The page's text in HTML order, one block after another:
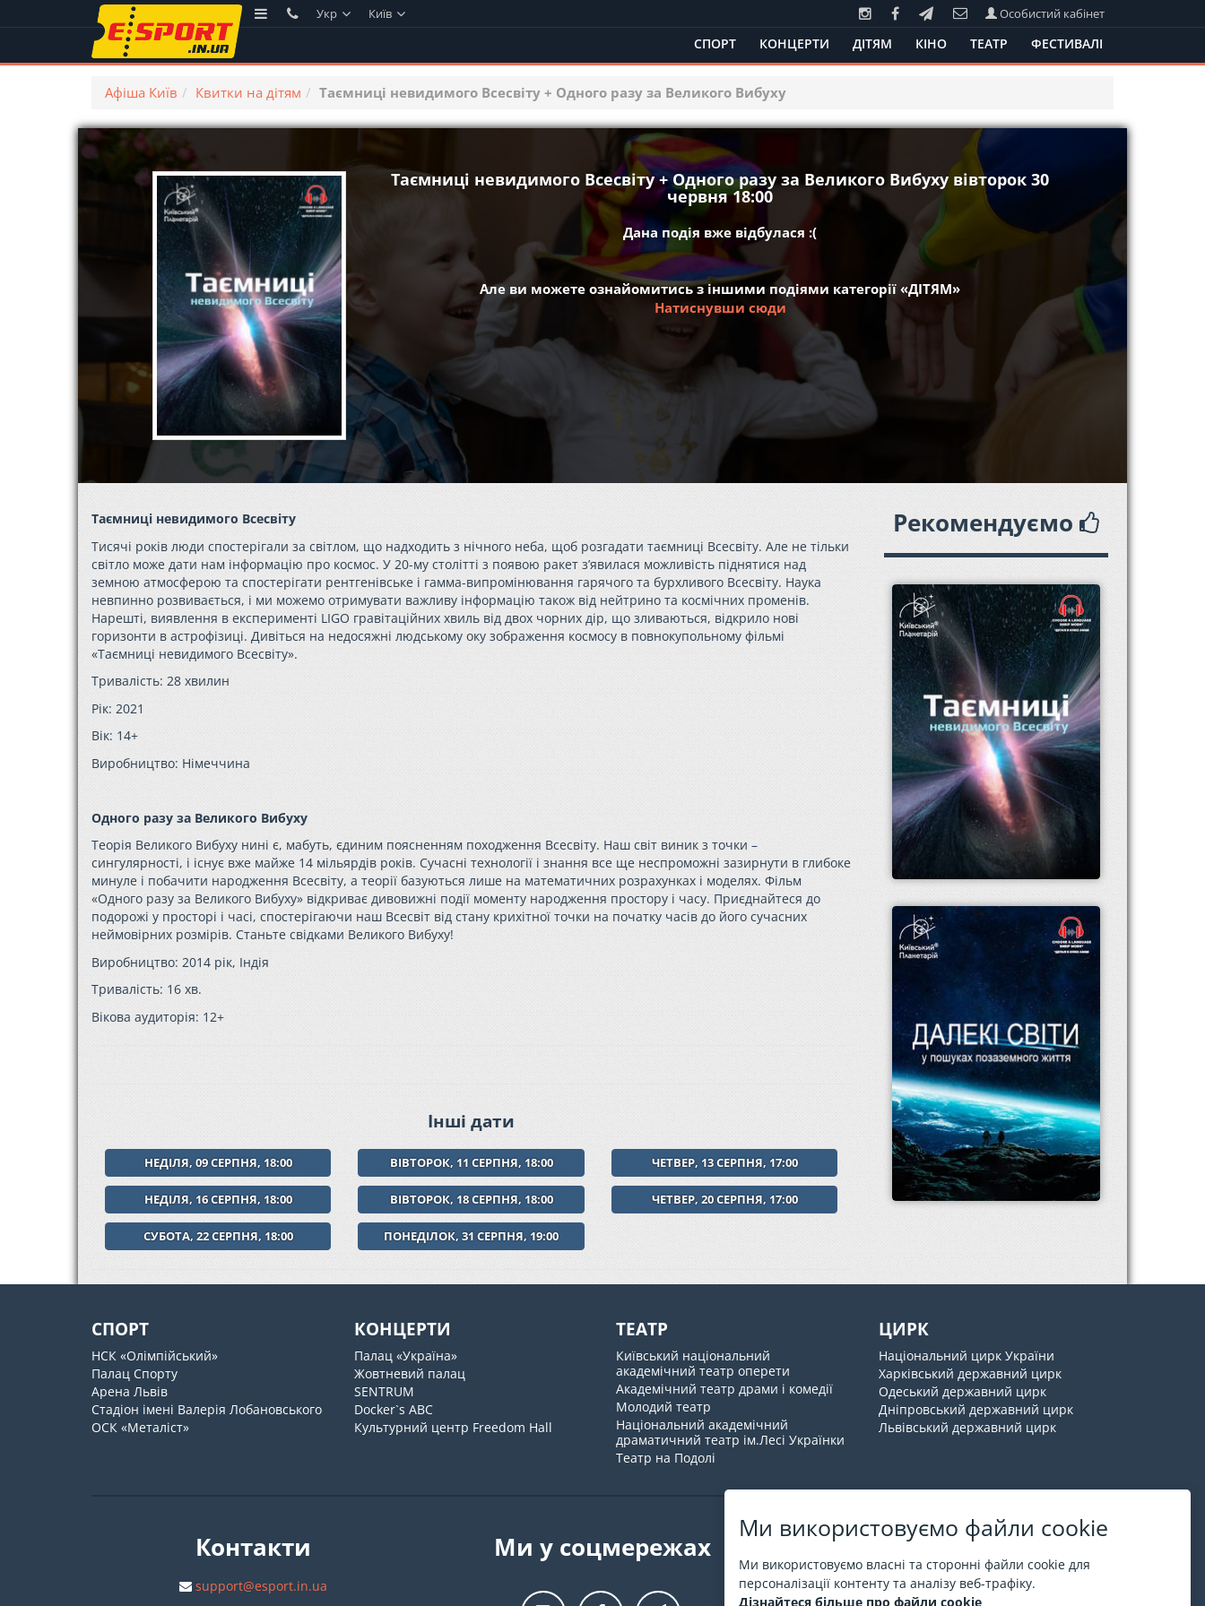
Ми використовуємо файли cookie
Ми використовуємо власні та сторонні файли cookie для
персоналізації контенту та аналізу веб-трафіку.
Дізнайтеся більше про файли cookie
Укр Київ Особистий кабінет
СПОРТ КОНЦЕРТИ ДІТЯМ КІНО ТЕАТР ФЕСТИВАЛІ
Афіша Київ Квитки на дітям Таємниці невидимого Всесвіту + Одного разу за Великого Вибуху
Таємниці невидимого Всесвіту + Одного разу за Великого Вибуху вівторок 30
червня 18:00
Дана подія вже відбулася :(
Але ви можете ознайомитись з іншими подіями категорії «ДІТЯМ»
Натиснувши сюди
Таємниці невидимого Всесвіту
Тисячі років люди спостерігали за світлом, що надходить з нічного неба, щоб розгадати таємниці Всесвіту. Але не тільки
світло може дати нам інформацію про космос. У 20-му столітті з появою ракет з’явилася можливість піднятися над
земною атмосферою та спостерігати рентгенівське і гамма-випромінювання гарячого та бурхливого Всесвіту. Наука
невпинно розвивається, і ми можемо отримувати важливу інформацію також від нейтрино та космічних променів.
Нарешті, виявлення в експерименті LIGO гравітаційних хвиль від двох чорних дір, що зливаються, відкрило нові
горизонти в астрофізиці. Дивіться на недосяжні людському оку зображення космосу в повнокупольному фільмі
«Таємниці невидимого Всесвіту».
Тривалість: 28 хвилин
Рік: 2021
Вік: 14+
Виробництво: Німеччина
Одного разу за Великого Вибуху
Теорія Великого Вибуху нині є, мабуть, єдиним поясненням походження Всесвіту. Наш світ виник з точки –
сингулярності, і існує вже майже 14 мільярдів років. Сучасні технології і знання все ще неспроможні зазирнути в глибоке
минуле і побачити народження Всесвіту, а теорії базуються лише на математичних розрахунках і моделях. Фільм
«Одного разу за Великого Вибуху» відкриває дивовижні події моменту народження простору і часу. Приєднайтеся до
подорожі у просторі і часі, спостерігаючи наш Всесвіт від стану крихітної точки на початку часів до його сучасних
неймовірних розмірів. Станьте свідками Великого Вибуху!
Виробництво: 2014 рік, Індія
Тривалість: 16 хв.
Вікова аудиторія: 12+
Інші дати
НЕДІЛЯ, 09 СЕРПНЯ, 18:00 ВІВТОРОК, 11 СЕРПНЯ, 18:00 ЧЕТВЕР, 13 СЕРПНЯ, 17:00
НЕДІЛЯ, 16 СЕРПНЯ, 18:00 ВІВТОРОК, 18 СЕРПНЯ, 18:00 ЧЕТВЕР, 20 СЕРПНЯ, 17:00
СУБОТА, 22 СЕРПНЯ, 18:00 ПОНЕДІЛОК, 31 СЕРПНЯ, 19:00
Рекомендуємо
СПОРТ
НСК «Олімпійський»
Палац Спорту
Арена Львів
Стадіон імені Валерія Лобановського
ОСК «Металіст»
КОНЦЕРТИ
Палац «Україна»
Жовтневий палац
SENTRUM
Docker`s ABC
Культурний центр Freedom Hall
ТЕАТР
Київський національний
академічний театр оперети
Академічний театр драми і комедії
Молодий театр
Національний академічний
драматичний театр ім.Лесі Українки
Театр на Подолі
ЦИРК
Національний цирк України
Харківський державний цирк
Одеський державний цирк
Дніпровський державний цирк
Львівський державний цирк
Контакти
support@esport.in.ua
Ми у соцмережах Про ESPORT.in.ua
На ESPORT.in.ua представлена афіша Києва та